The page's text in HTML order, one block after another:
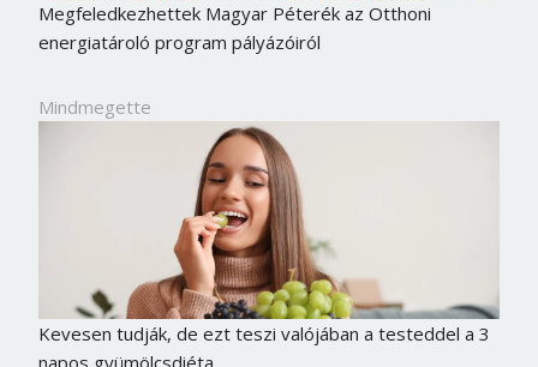
Megfeledkezhettek Magyar Péterék az Otthoni
energiatároló program pályázóiról
Mindmegette
Kevesen tudják, de ezt teszi valójában a testeddel a 3
napos gyümölcsdiéta